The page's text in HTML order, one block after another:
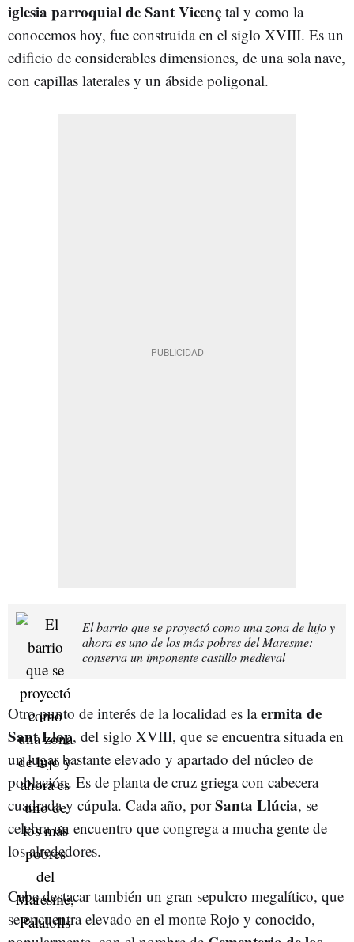
iglesia parroquial de Sant Vicenç tal y como la
conocemos hoy, fue construida en el siglo XVIII. Es un
edificio de considerables dimensiones, de una sola nave,
con capillas laterales y un ábside poligonal.
El barrio que se proyectó como una zona de lujo y
ahora es uno de los más pobres del Maresme:
conserva un imponente castillo medieval
Otro punto de interés de la localidad es laermita de
Sant Llop, del siglo XVIII, que se encuentra situada en
un lugar bastante elevado y apartado del núcleo de
población. Es de planta de cruz griega con cabecera
cuadrada y cúpula. Cada año, porSanta Llúcia, se
celebra un encuentro que congrega a mucha gente de
los alrededores.
Cabe destacar también un gran sepulcro megalítico, que
se encuentra elevado en el monte Rojo y conocido,